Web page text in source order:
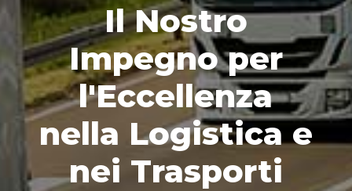
Il Nostro
Impegno per
l'Eccellenza
nella Logistica e
nei Trasporti